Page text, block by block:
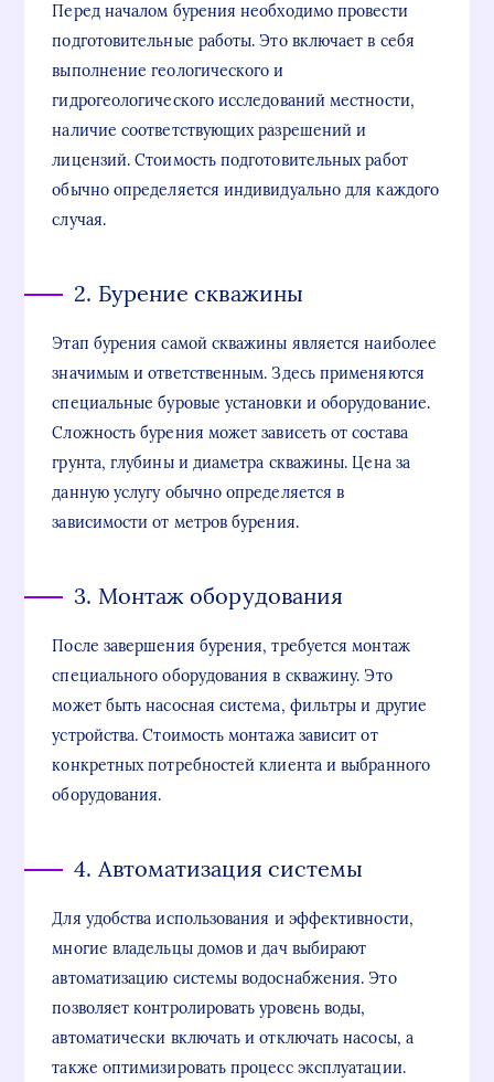
Перед началом бурения необходимо провести
подготовительные работы. Это включает в себя
выполнение геологического и
гидрогеологического исследований местности,
наличие соответствующих разрешений и
лицензий. Стоимость подготовительных работ
обычно определяется индивидуально для каждого
случая.
2. Бурение скважины
Этап бурения самой скважины является наиболее
значимым и ответственным. Здесь применяются
специальные буровые установки и оборудование.
Сложность бурения может зависеть от состава
грунта, глубины и диаметра скважины. Цена за
данную услугу обычно определяется в
зависимости от метров бурения.
3. Монтаж оборудования
После завершения бурения, требуется монтаж
специального оборудования в скважину. Это
может быть насосная система, фильтры и другие
устройства. Стоимость монтажа зависит от
конкретных потребностей клиента и выбранного
оборудования.
4. Автоматизация системы
Для удобства использования и эффективности,
многие владельцы домов и дач выбирают
автоматизацию системы водоснабжения. Это
позволяет контролировать уровень воды,
автоматически включать и отключать насосы, а
также оптимизировать процесс эксплуатации.